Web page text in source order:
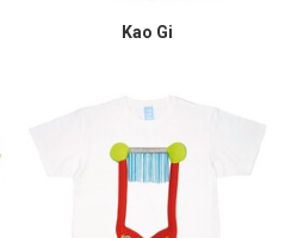
Kao Gi